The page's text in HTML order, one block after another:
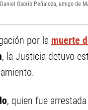
Osorio Peñaloza, amigo de
por la muerte
, la Justicia detuvo
, quien fue